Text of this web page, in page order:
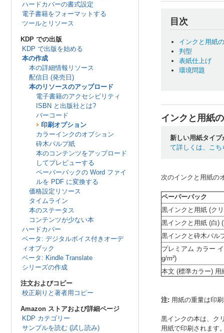
ハードカバーの書式設定
電子書籍をフォーマットする
ツールとリソース
KDP での出版
KDP で出版を始める
本の作成
本の詳細情報リソース
配信日 (発売日)
本のリソースのアップロード
電子書籍のアクセシビリティ
ISBN と出版社とは?
バーコード
印刷オプション
カラーインクのオプション
砕木パルプ紙
本のコンテンツをアップロード
してプレビューする
ペーパーバックの Word ファイ
ルを PDF に変換する
価格設定リソース
タイムライン
本のステータス
コンテンツが少ない本
ハードカバー
ベータ: デジタルボイス付きオーデ
ィオブック
ベータ: Kindle Translate
シリーズの作成
注文およびコピー
校正刷りと著者用コピー
Amazon ストアおよび詳細ページ
KDP カテゴリー
サンプルを読む (試し読み)
目次
インクと用紙
判型
表紙仕上げ
環境問題
インクと用紙
新しい用紙タイ
て詳しくは、こ
次のインクと用紙の
ペーパーバック
黒インクと用紙 (ク
黒インクと 用紙 (白)
黒インクと砕木パル
プレミアム カラー
g/m²)
本文 (標準カラー) 用
注: 用紙の重量は印
黒インクの本は、ク
用紙で印刷されます